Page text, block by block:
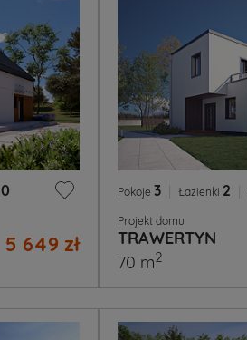
0
5 649 zł
Pokoje 3 Łazienki 2
Projekt domu
TRAWERTYN
70 m2